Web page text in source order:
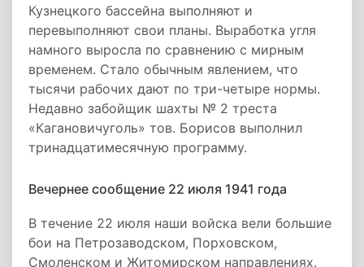
Кузнецкого бассейна выполняют и
перевыполняют свои планы. Выработка угля
намного выросла по сравнению с мирным
временем. Стало обычным явлением, что
тысячи рабочих дают по три-четыре нормы.
Недавно забойщик шахты № 2 треста
«Кагановичуголь» тов. Борисов выполнил
тринадцатимесячную программу.
Вечернее сообщение 22 июля 1941 года
В течение 22 июля наши войска вели большие
бои на Петрозаводском, Порховском,
Смоленском и Житомирском направлениях.